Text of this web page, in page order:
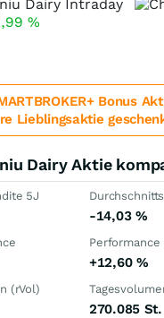
%
Bonus
Lieblingsaktie
Dairy Aktie
5J
-14,03 %
Performance
+12,60 %
(rVol)
270.085 St.